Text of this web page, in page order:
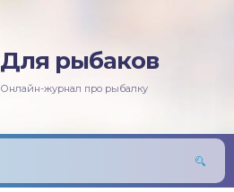
Для рыбаков
Онлайн-журнал про рыбалку